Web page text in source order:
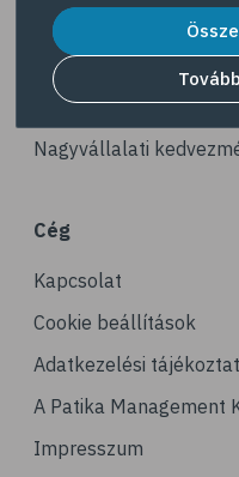
# illóolaj
# fertőző
# immunrendszer
# látás
# szemszárazság
# stresszcsökkentés
# agy
# agyműködés
# memória
# alvás
Dermokozmetikumok
Gyöngy Patika Magazin
Patika kereső
Nagyvállalati
Cég
Kapcsolat
Cookie beállítások
Adatkezelési
A Patika Management
Impresszum